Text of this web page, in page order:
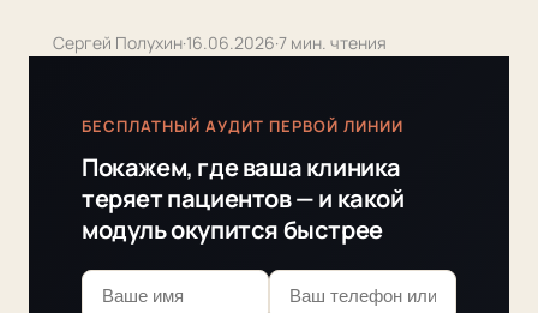
Сергей Полухин·16.06.2026·7 мин. чтения
БЕСПЛАТНЫЙ АУДИТ ПЕРВОЙ ЛИНИИ
Покажем, где ваша клиника
теряет пациентов — и какой
модуль окупится быстрее